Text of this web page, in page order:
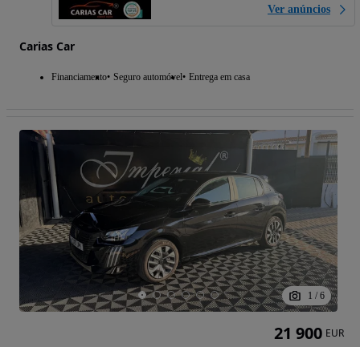
Ver anúncios
Carias Car
Financiamento Seguro automóvel Entrega em casa
1 / 6
21 900 EUR